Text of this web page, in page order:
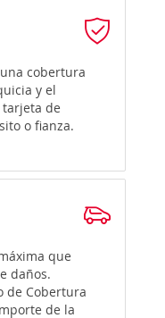
cobertura
y el
de
o fianza.
que
daños.
de Cobertura
de la